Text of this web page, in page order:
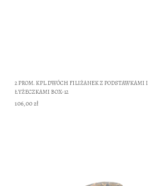
2 PROM. KPL.DWÓCH FILIŻANEK Z PODSTAWKAMI I
ŁYŻECZKAMI BOX-12
106,00 zł